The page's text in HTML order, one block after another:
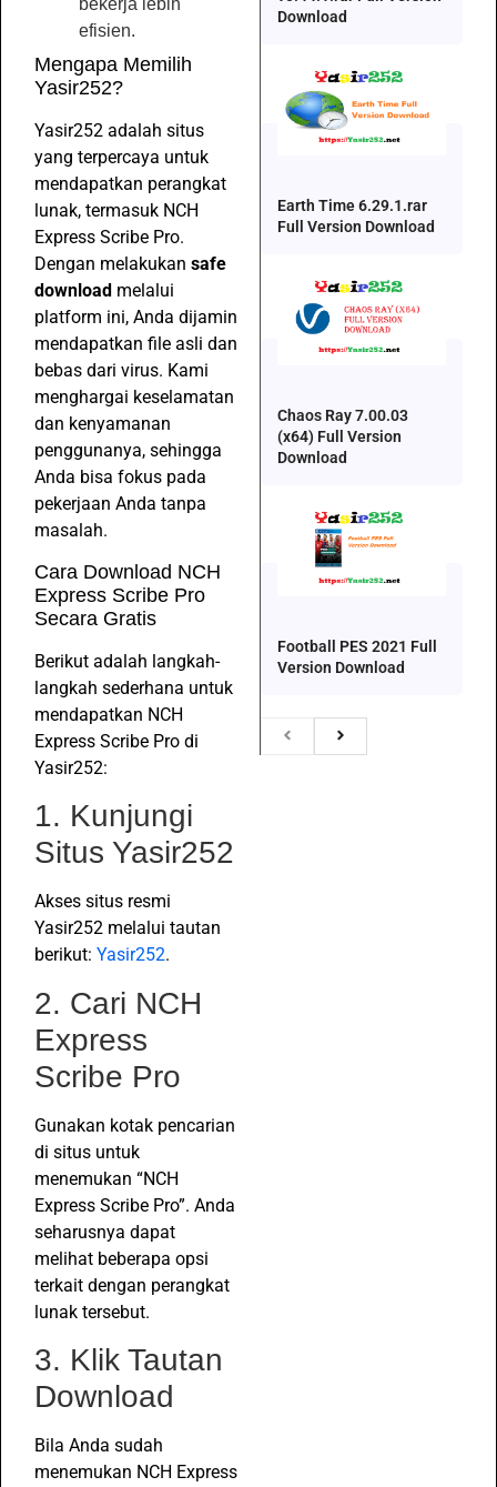
bekerja lebih
efisien.
Mengapa Memilih
Yasir252?
Yasir252 adalah situs
yang terpercaya untuk
mendapatkan perangkat
lunak, termasuk NCH
Express Scribe Pro.
Dengan melakukan safe
download melalui
platform ini, Anda dijamin
mendapatkan file asli dan
bebas dari virus. Kami
menghargai keselamatan
dan kenyamanan
penggunanya, sehingga
Anda bisa fokus pada
pekerjaan Anda tanpa
masalah.
Cara Download NCH
Express Scribe Pro
Secara Gratis
Berikut adalah langkah-
langkah sederhana untuk
mendapatkan NCH
Express Scribe Pro di
Yasir252:
1. Kunjungi
Situs Yasir252
Akses situs resmi
Yasir252 melalui tautan
berikut: Yasir252.
2. Cari NCH
Express
Scribe Pro
Gunakan kotak pencarian
di situs untuk
menemukan “NCH
Express Scribe Pro”. Anda
seharusnya dapat
melihat beberapa opsi
terkait dengan perangkat
lunak tersebut.
3. Klik Tautan
Download
Bila Anda sudah
menemukan NCH Express
Download
Earth Time 6.29.1.rar
Full Version Download
Chaos Ray 7.00.03
(x64) Full Version
Download
Football PES 2021 Full
Version Download